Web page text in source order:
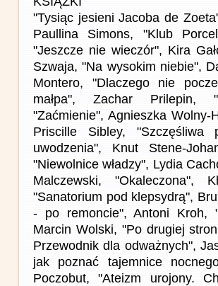
"Tysiąc jesieni Jacoba de
Paullina Simons, "Klub
"Jeszcze nie wieczór", Kira
Szwaja, "Na wysokim niebie",
Montero, "Dlaczego nie
małpa", Zachar Prilepin,
"Zaćmienie", Agnieszka Wolny-
Priscille Sibley, "Szczęśliwa
uwodzenia", Knut Stene-
"Niewolnice władzy", Lydia
Malczewski, "Okaleczona",
"Sanatorium pod klepsydrą",
- po remoncie", Antoni Kroh,
Marcin Wolski, "Po drugiej
Przewodnik dla odważnych",
jak poznać tajemnice
Poczobut, "Ateizm urojony.